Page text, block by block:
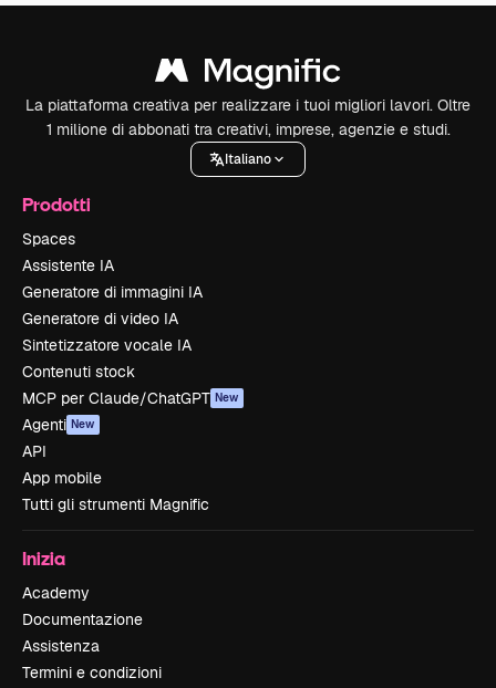
La piattaforma creativa per realizzare i tuoi migliori lavori. Oltre
1 milione di abbonati tra creativi, imprese, agenzie e studi.
Italiano
Prodotti
Spaces
Assistente IA
Generatore di immagini IA
Generatore di video IA
Sintetizzatore vocale IA
Contenuti stock
MCP per Claude/ChatGPT New
Agenti New
API
App mobile
Tutti gli strumenti Magnific
Inizia
Academy
Documentazione
Assistenza
Termini e condizioni